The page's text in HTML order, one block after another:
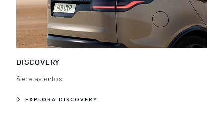
DISCOVERY
Siete asientos.
EXPLORA DISCOVERY